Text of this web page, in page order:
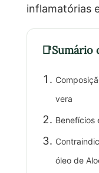
inflamatórias
Sumário
vera
Benefícios
óleo de